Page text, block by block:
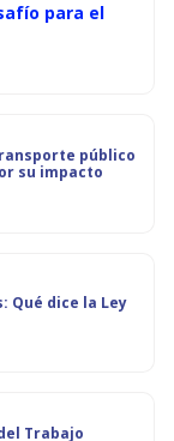
para el
público
su impacto
Qué dice la Ley
Trabajo